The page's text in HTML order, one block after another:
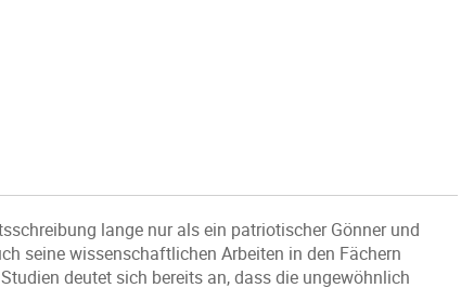
lange nur als ein patriotischer Gönner und
seine wissenschaftlichen Arbeiten in den Fächern
deutet sich bereits an, dass die ungewöhnlich